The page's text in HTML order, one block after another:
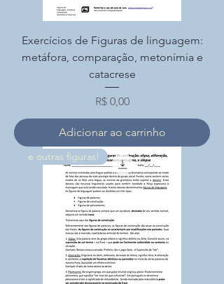
Exercícios de Figuras de linguagem:
metáfora, comparação, metonímia e
catacrese
Preço
R$ 0,00
Adicionar ao carrinho
e outras figuras!